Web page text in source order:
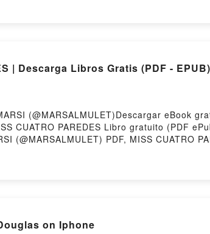
AVA DELLAIRA Descargar gratisPowered by
| Descarga Libros Gratis (PDF - EPUB)
(@MARSALMULET)Descargar eBook
CUATRO PAREDES Libro gratuito (PDF
(@MARSALMULET) PDF, MISS CUATRO
VK, MISS CUATRO PAREDES
on Iphone